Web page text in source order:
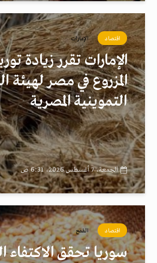
اقتصاد الإمارات
الإمارات تقرر زيادة
المزروع في مصر لهيئة
التموينية المصرية
الجمعة، 7 أغسطس 2026، 6:31 ص
اقتصاد القمح
سوريا تحقق الاكتفاء